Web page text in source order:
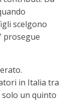
scelgono
prosegue
in Italia tra
solo un quinto